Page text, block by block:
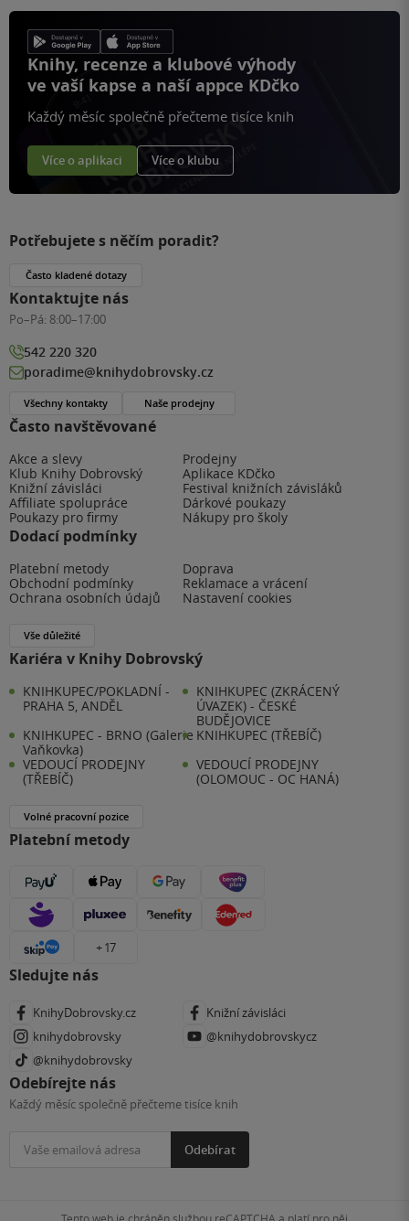
Knihy, recenze a klubové výhody
ve vaší kapse a naší appce KDčko
Každý měsíc společně přečteme tisíce knih
Více o aplikaci Více o klubu
Často navštěvované
Akce a slevy
Prodejny
Klub Knihy Dobrovský
Aplikace KDčko
Knižní závisláci
Festival knižních závisláků
Affiliate spolupráce
Dárkové poukazy
Poukazy pro firmy
Nákupy pro školy
Dodací podmínky
Platební metody
Doprava
Obchodní podmínky
Reklamace a vrácení
Ochrana osobních údajů
Nastavení cookies
Vše důležité
Kariéra v Knihy Dobrovský
KNIHKUPEC/POKLADNÍ -
PRAHA 5, ANDĚL
KNIHKUPEC (ZKRÁCENÝ
ÚVAZEK) - ČESKÉ
BUDĚJOVICE
KNIHKUPEC - BRNO (Galerie
Vaňkovka)
KNIHKUPEC (TŘEBÍČ)
VEDOUCÍ PRODEJNY
(TŘEBÍČ)
VEDOUCÍ PRODEJNY
(OLOMOUC - OC HANÁ)
Volné pracovní pozice
Platební metody
+ 17
Sledujte nás
KnihyDobrovsky.cz
Knižní závisláci
knihydobrovsky
@knihydobrovskycz
@knihydobrovsky
Odebírejte nás
Každý měsíc společně přečteme tisíce knih
Odebírat
Potřebujete s něčím poradit?
Často kladené dotazy
Kontaktujte nás
Po–Pá: 8:00–17:00
542 220 320
poradime@knihydobrovsky.cz
Všechny kontakty Naše prodejny